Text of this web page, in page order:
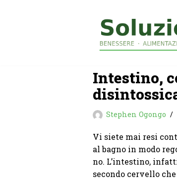
Intestino,
Stephen Ogongo
Vi siete mai resi
al bagno in modo
no. L’intestino,
secondo cervello